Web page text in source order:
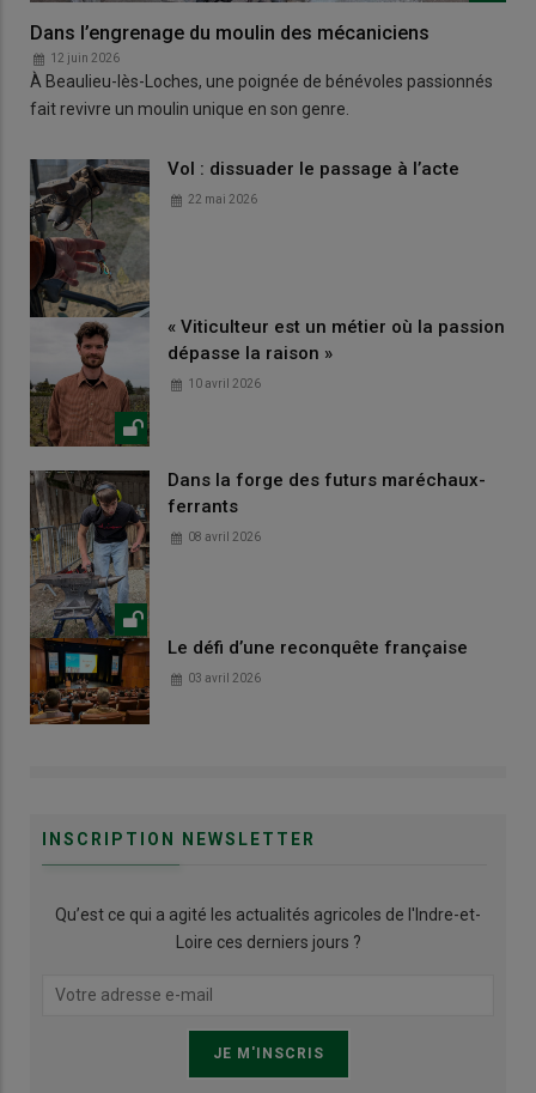
Dans l’engrenage du moulin des mécaniciens
12 juin 2026
À Beaulieu-lès-Loches, une poignée de bénévoles passionnés
fait revivre un moulin unique en son genre.
Vol : dissuader le passage à l’acte
22 mai 2026
« Viticulteur est un métier où la passion
dépasse la raison »
10 avril 2026
Dans la forge des futurs maréchaux-
ferrants
08 avril 2026
Le défi d’une reconquête française
03 avril 2026
INSCRIPTION NEWSLETTER
Qu’est ce qui a agité les actualités agricoles de l'Indre-et-
Loire ces derniers jours ?